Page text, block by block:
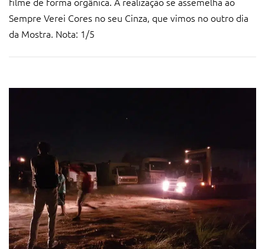
Sempre Verei Cores no seu Cinza, que vimos no outro dia
da Mostra. Nota: 1/5